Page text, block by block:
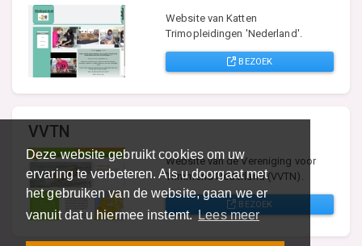
Deze website gebruikt cookies om uw
ervaring te verbeteren. Als u doorgaat met
het gebruiken van de website, gaan we er
vanuit dat u hiermee instemt.Lees meer
Website van Katten
Trimopleidingen 'Nederland'.
BEZOEK
VVTN
Website van de Vereniging voor
Trimmend Nederland (VVTN).
BEZOEK